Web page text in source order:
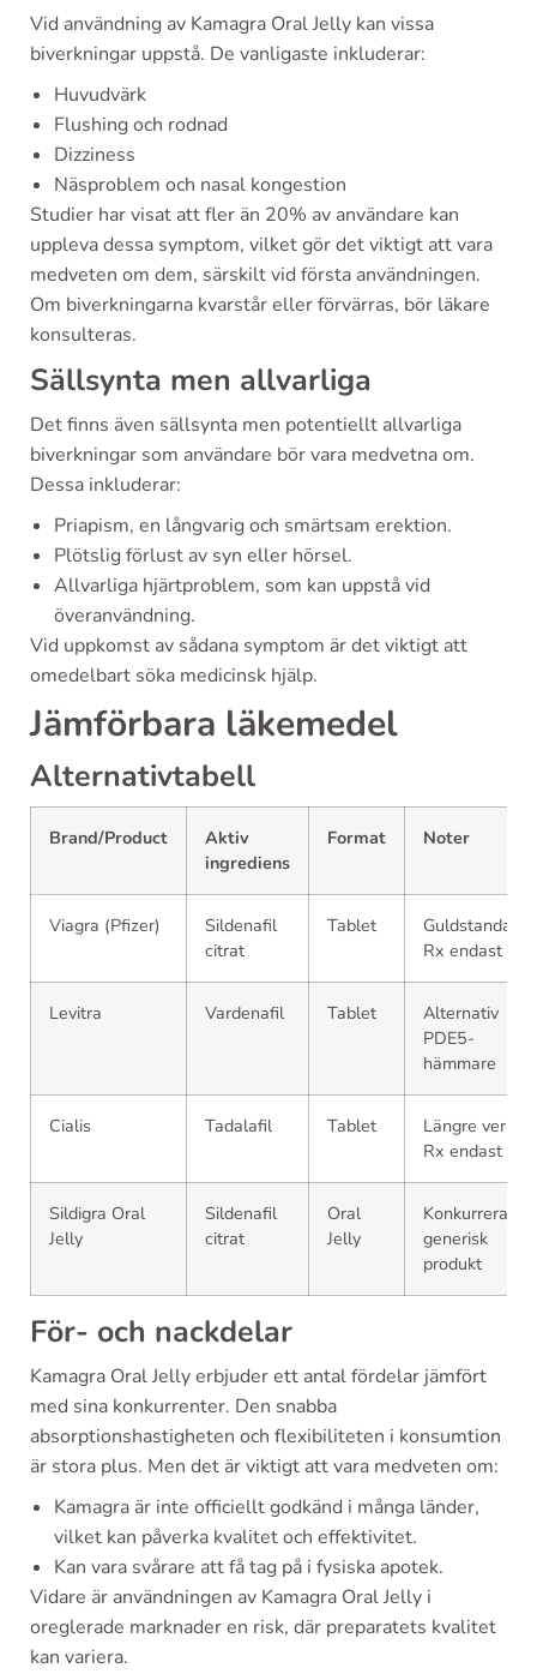
Vid användning av Kamagra Oral Jelly kan vissa
biverkningar uppstå. De vanligaste inkluderar:
Huvudvärk
Flushing och rodnad
Dizziness
Näsproblem och nasal kongestion
Studier har visat att fler än 20% av användare kan
uppleva dessa symptom, vilket gör det viktigt att vara
medveten om dem, särskilt vid första användningen.
Om biverkningarna kvarstår eller förvärras, bör läkare
konsulteras.
Sällsynta men allvarliga
Det finns även sällsynta men potentiellt allvarliga
biverkningar som användare bör vara medvetna om.
Dessa inkluderar:
Priapism, en långvarig och smärtsam erektion.
Plötslig förlust av syn eller hörsel.
Allvarliga hjärtproblem, som kan uppstå vid
överanvändning.
Vid uppkomst av sådana symptom är det viktigt att
omedelbart söka medicinsk hjälp.
Jämförbara läkemedel
Alternativtabell
Brand/Product
Aktiv
ingrediens
Format Noter
Viagra (Pfizer)
Sildenafil
citrat
Tablet
Guldstandard,
Rx endast
Levitra Vardenafil Tablet
Alternativ
PDE5-
hämmare
Cialis Tadalafil Tablet
Längre verkan,
Rx endast
Sildigra Oral
Jelly
Sildenafil
citrat
Oral
Jelly
Konkurrerande
generisk
produkt
För- och nackdelar
Kamagra Oral Jelly erbjuder ett antal fördelar jämfört
med sina konkurrenter. Den snabba
absorptionshastigheten och flexibiliteten i konsumtion
är stora plus. Men det är viktigt att vara medveten om:
Kamagra är inte officiellt godkänd i många länder,
vilket kan påverka kvalitet och effektivitet.
Kan vara svårare att få tag på i fysiska apotek.
Vidare är användningen av Kamagra Oral Jelly i
oreglerade marknader en risk, där preparatets kvalitet
kan variera.